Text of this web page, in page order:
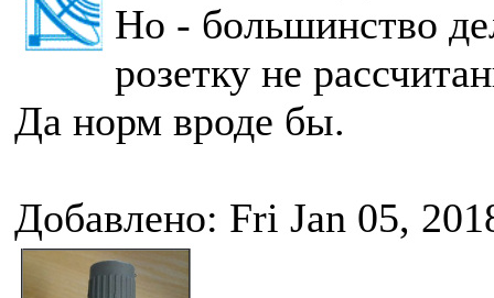
Но - большинство
розетку не
Да норм вроде бы.
Добавлено: Fri Jan 05,